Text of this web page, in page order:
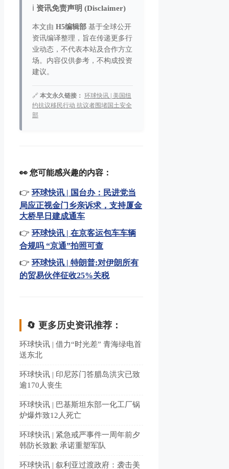
ℹ️ 资讯免责声明 (Disclaimer)
本文由 H5编辑部 基于全球公开
资讯编译整理，旨在传递更多行
业动态，不代表本站及合作方立
场。内容仅供参考，不构成投资
建议。
🔗 本文永久链接： 环球快讯 | 美国纽
约抗议移民行动 抗议者围堵国土安全
部
👀 您可能感兴趣的内容：
👉 环球快讯 | 国台办：民进党当
局应正视金门乡亲诉求，支持厦金
大桥早日建成通车
👉 环球快讯 | 在京客运包车车辆
合规吗 “京通”拍照可查
👉 环球快讯 | 特朗普:对伊朗所有
的贸易伙伴征收25%关税
🔄 更多历史资讯推荐：
环球快讯 | 借力“时光差” 青海绿电首
送东北
环球快讯 | 印尼苏门答腊岛洪灾已致
逾170人丧生
环球快讯 | 巴基斯坦东部一化工厂锅
炉爆炸致12人死亡
环球快讯 | 紧急戒严事件一周年前夕
韩防长致歉 承诺重塑军队
环球快讯 | 叙利亚过渡政府：袭击美